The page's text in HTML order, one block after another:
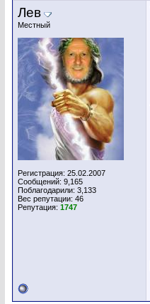
Лев
Местный
Регистрация: 25.02.2007
Сообщений: 9,165
Поблагодарили: 3,133
Вес репутации: 46
Репутация: 1747